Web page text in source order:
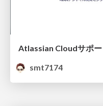
smt7174